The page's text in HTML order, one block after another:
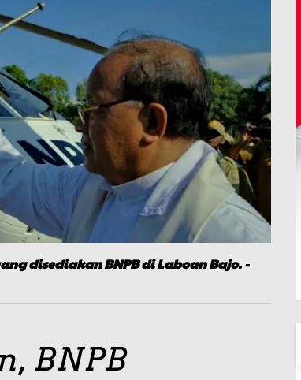
disediakan BNPB di Laboan Bajo. -
BNPB